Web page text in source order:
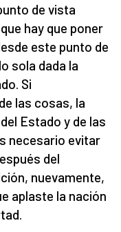
de vista
hay que poner
este punto de
sola dada la
Si
las cosas, la
Estado y de las
necesario evitar
del
nuevamente,
aplaste la nación